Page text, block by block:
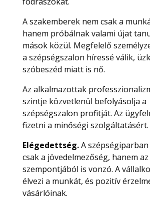
A szakemberek nem csak a
hanem próbálnak valami újat
mások közül. Megfelelő
a szépségszalon híressé válik,
szóbeszéd miatt is nő.
Az alkalmazottak
szintje közvetlenül befolyásolja a
szépségszalon profitját. Az
fizetni a minőségi szolgáltatásért.
Elégedettség.A
csak a jövedelmezőség, hanem
szempontjából is vonzó. A
élvezi a munkát, és pozitív
vásárlóinak.